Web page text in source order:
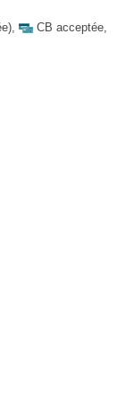
, CB acceptée,